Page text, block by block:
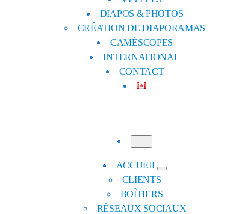
DIAPOS & PHOTOS
CRÉATION DE DIAPORAMAS
CAMÉSCOPES
INTERNATIONAL
CONTACT
ACCUEIL
CLIENTS
BOÎTIERS
RÉSEAUX SOCIAUX